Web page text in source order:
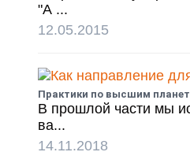
"А ...
12.05.2015
Практики по высшим
В прошлой части мы
ва...
14.11.2018